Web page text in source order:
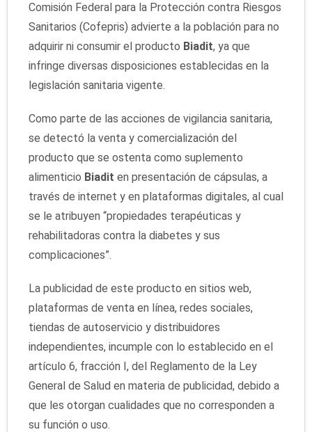
Comisión Federal para la Protección contra Riesgos
Sanitarios (Cofepris) advierte a la población para no
adquirir ni consumir el producto Biadit, ya que
infringe diversas disposiciones establecidas en la
legislación sanitaria vigente.
Como parte de las acciones de vigilancia sanitaria,
se detectó la venta y comercialización del
producto que se ostenta como suplemento
alimenticio Biadit en presentación de cápsulas, a
través de internet y en plataformas digitales, al cual
se le atribuyen “propiedades terapéuticas y
rehabilitadoras contra la diabetes y sus
complicaciones”.
La publicidad de este producto en sitios web,
plataformas de venta en línea, redes sociales,
tiendas de autoservicio y distribuidores
independientes, incumple con lo establecido en el
artículo 6, fracción I, del Reglamento de la Ley
General de Salud en materia de publicidad, debido a
que les otorgan cualidades que no corresponden a
su función o uso.